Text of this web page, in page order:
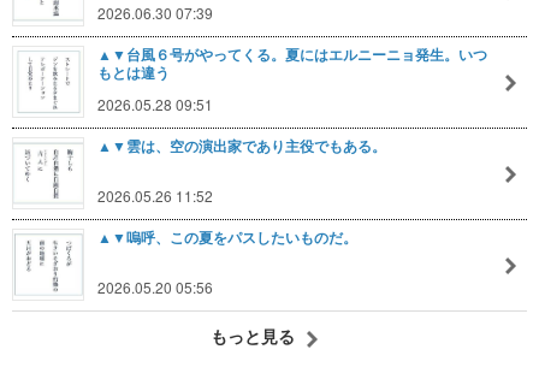
2026.06.30 07:39
▲▼台風６号がやってくる。夏にはエルニーニョ発生。いつ
もとは違う
2026.05.28 09:51
▲▼雲は、空の演出家であり主役でもある。
2026.05.26 11:52
▲▼嗚呼、この夏をパスしたいものだ。
2026.05.20 05:56
もっと見る